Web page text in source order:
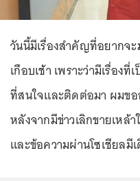
วันนี้มีเรื่องสำคัญที่อยากจ
เกือบเช้า เพราะว่ามีเรื่อง
ที่สนใจและติดต่อมา ผมขอ
หลังจากมีข่าวเลิกขายเหล้
และข้อความผ่านโซเชียลมี